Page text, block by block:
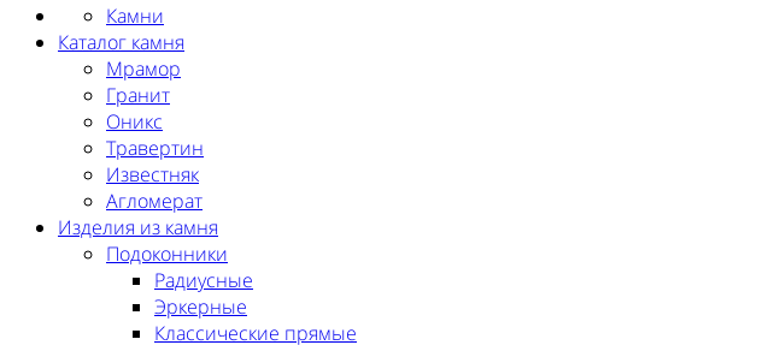
Камни
Каталог камня
Мрамор
Гранит
Оникс
Травертин
Известняк
Агломерат
Изделия из камня
Подоконники
Радиусные
Эркерные
Классические прямые